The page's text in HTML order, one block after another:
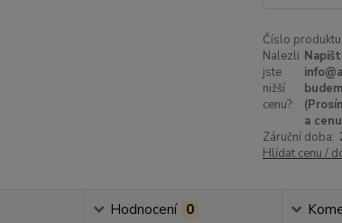
Číslo produktu:
Nalezli
jste
nižší
cenu?:
a
Záruční doba:
Hlídat cenu /
Hodnocení 0